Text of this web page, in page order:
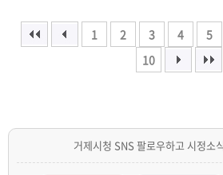
1 2 3 4 5
10
거제시청 SNS 팔로우하고 시정소